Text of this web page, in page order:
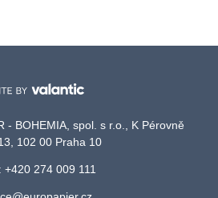
- BOHEMIA, spol. s r.o., K Pérovně
102 00 Praha 10
+420 274 009 111